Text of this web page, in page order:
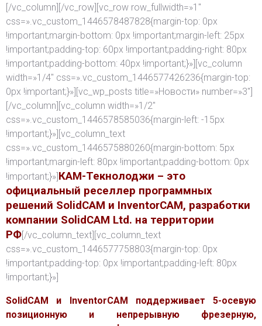
[/vc_column][/vc_row][vc_row row_fullwidth=»1″
css=».vc_custom_1446578487828{margin-top: 0px
!important;margin-bottom: 0px !important;margin-left: 25px
!important;padding-top: 60px !important;padding-right: 80px
!important;padding-bottom: 40px !important;}»][vc_column
width=»1/4″ css=».vc_custom_1446577426236{margin-top:
0px !important;}»][vc_wp_posts title=»Новости» number=»3″]
[/vc_column][vc_column width=»1/2″
css=».vc_custom_1446578585036{margin-left: -15px
!important;}»][vc_column_text
css=».vc_custom_1446575880260{margin-bottom: 5px
!important;margin-left: 80px !important;padding-bottom: 0px
!important;}»]КАМ-Текнолоджи – это
официальный реселлер программных
решений SolidCAM и InventorCAM, разработки
компании SolidCAM Ltd. на территории
РФ[/vc_column_text][vc_column_text
css=».vc_custom_1446577758803{margin-top: 0px
!important;padding-top: 0px !important;padding-left: 80px
!important;}»]
SolidCAM и InventorCAM поддерживает 5-осевую
позиционную и непрерывную фрезерную,